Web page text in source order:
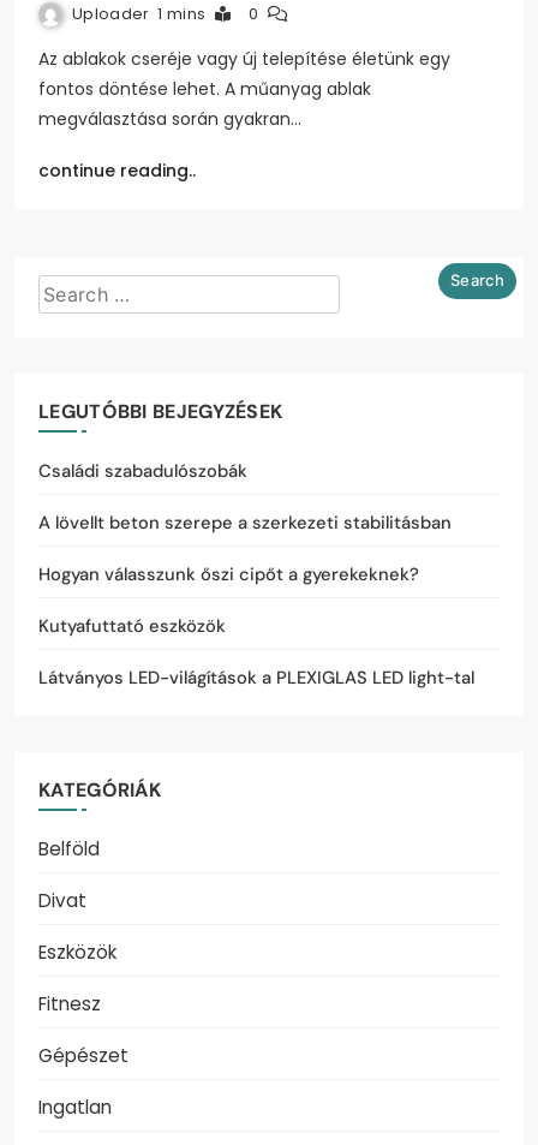
Uploader 1 mins 0
Az ablakok cseréje vagy új telepítése életünk egy
fontos döntése lehet. A műanyag ablak
megválasztása során gyakran…
continue reading..
LEGUTÓBBI BEJEGYZÉSEK
Családi szabadulószobák
A lövellt beton szerepe a szerkezeti stabilitásban
Hogyan válasszunk őszi cipőt a gyerekeknek?
Kutyafuttató eszközök
Látványos LED-világítások a PLEXIGLAS LED light-tal
KATEGÓRIÁK
Belföld
Divat
Eszközök
Fitnesz
Gépészet
Ingatlan